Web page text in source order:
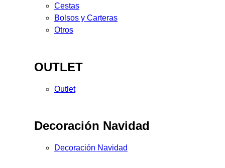
Cestas
Bolsos y Carteras
Otros
OUTLET
Outlet
Decoración Navidad
Decoración Navidad